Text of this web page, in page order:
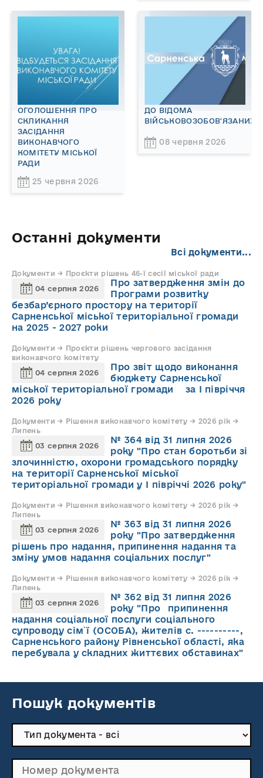
ОГОЛОШЕННЯ ПРО
СКЛИКАННЯ
ЗАСІДАННЯ
ВИКОНАВЧОГО
КОМІТЕТУ МІСЬКОЇ
РАДИ
25 червня 2026
ДО ВІДОМА
ВІЙСЬКОВОЗОБОВ'ЯЗАНИХ!
08 червня 2026
Останні документи
Всі документи...
Документи → Проєкти рішень 46-ї сесії міської ради
04 серпня 2026
Про затвердження змін до
Програми розвитку
безбар’єрного простору на території
Сарненської міської територіальної громади
на 2025 - 2027 роки
Документи → Проєкти рішень чергового засідання
виконавчого комітету
04 серпня 2026
Про звіт щодо виконання
бюджету Сарненської
міської територіальної громади за І півріччя
2026 року
Документи → Рішення виконавчого комітету → 2026 рік →
Липень
03 серпня 2026
№ 364 від 31 липня 2026
року "Про стан боротьби зі
злочинністю, охорони громадського порядку
на території Сарненської міської
територіальної громади у І півріччі 2026 року"
Документи → Рішення виконавчого комітету → 2026 рік →
Липень
03 серпня 2026
№ 363 від 31 липня 2026
року "Про затвердження
рішень про надання, припинення надання та
зміну умов надання соціальних послуг"
Документи → Рішення виконавчого комітету → 2026 рік →
Липень
03 серпня 2026
№ 362 від 31 липня 2026
року "Про припинення
надання соціальної послуги соціального
супроводу cім`ї (ОСОБА), жителів с. ----------,
Сарненського району Рівненської області, яка
перебувала у складних життєвих обставинах"
Пошук документів